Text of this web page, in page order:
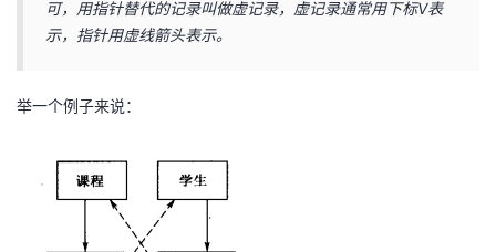
可，用指针替代的记录叫做虚记录，虚记录通常用下标V表
示，指针用虚线箭头表示。
举一个例子来说：